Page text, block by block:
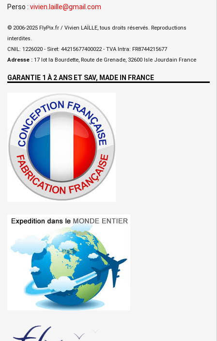
Perso : vivien.laille@gmail.com
© 2006-2025 FlyPix.fr / Vivien LAÏLLE, tous droits réservés. Reproductions
interdites.
CNIL: 1226020 - Siret: 44215677400022 - TVA Intra: FR8744215677
Adresse : 17 lot la Bourdette, Route de Grenade, 32600 Isle Jourdain France
GARANTIE 1 À 2 ANS ET SAV, MADE IN FRANCE